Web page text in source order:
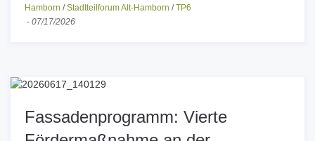
v
s
Alt-Hamborn/Beteiligungen/News-Alt-Hamborn
Hamborn/Stadtteilforum Alt-Hamborn
Fassadenprogramm: Vierte